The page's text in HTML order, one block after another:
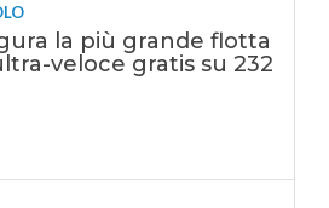
la più grande flotta
veloce gratis su 232